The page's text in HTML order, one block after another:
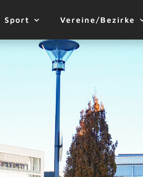
Sport Vereine/Bezirke